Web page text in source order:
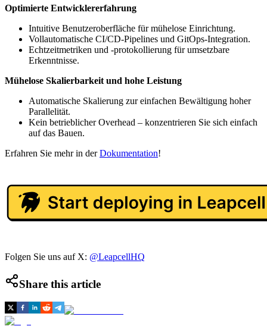
Optimierte Entwicklererfahrung
Intuitive Benutzeroberfläche für mühelose Einrichtung.
Vollautomatische CI/CD-Pipelines und GitOps-Integration.
Echtzeitmetriken und -protokollierung für umsetzbare
Erkenntnisse.
Mühelose Skalierbarkeit und hohe Leistung
Automatische Skalierung zur einfachen Bewältigung hoher
Parallelität.
Kein betrieblicher Overhead – konzentrieren Sie sich einfach
auf das Bauen.
Erfahren Sie mehr in derDokumentation!
Folgen Sie uns auf X: @LeapcellHQ
Share this article